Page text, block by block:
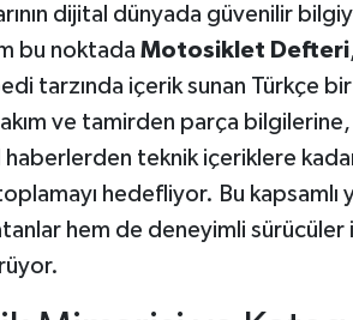
dijital dünyada güvenilir
bu noktada Motosiklet Defteri
tarzında içerik sunan Türkçe
ve tamirden parça
haberlerden teknik içeriklere
hedefliyor. Bu kapsamlı
hem de deneyimli